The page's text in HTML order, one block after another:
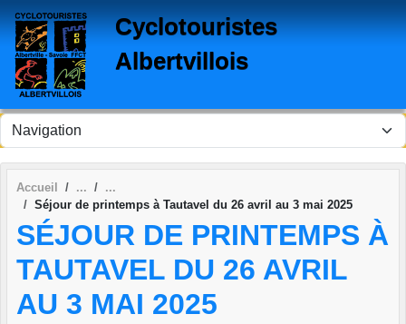
Cyclotouristes
Albertvillois
Accueil
Séjour de printemps à Tautavel du 26 avril au 3 mai 2025
SÉJOUR DE PRINTEMPS À
TAUTAVEL DU 26 AVRIL
AU 3 MAI 2025
Panneau de gestion des cookies